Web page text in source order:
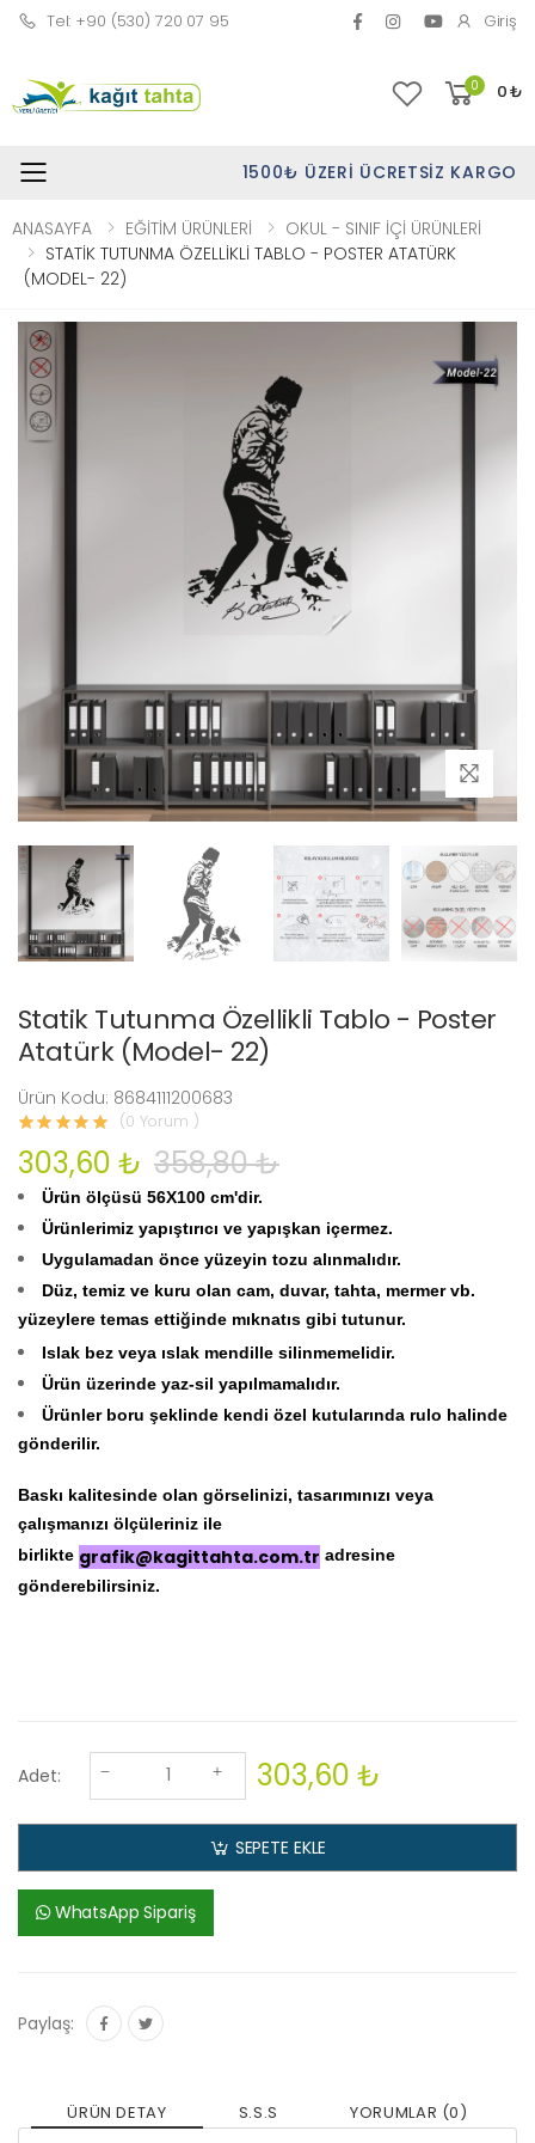
Tel: +90 (530) 720 07 95 Giriş
0 0₺
Toggle mobile menu1500₺ ÜZERI ÜCRETSIZ KARGO
ANASAYFA EĞİTİM ÜRÜNLERİ
OKUL - SINIF İÇİ ÜRÜNLERİ
STATİK TUTUNMA ÖZELLİKLİ TABLO - POSTER ATATÜRK
(MODEL- 22)
Statik Tutunma Özellikli Tablo - Poster
Atatürk (Model- 22)
Ürün Kodu: 8684111200683
(0 Yorum )
303,60 ₺ 358,80 ₺
Ürün ölçüsü 56X100 cm'dir.
Ürünlerimiz yapıştırıcı ve yapışkan içermez.
Uygulamadan önce yüzeyin tozu alınmalıdır.
Düz, temiz ve kuru olan cam, duvar, tahta, mermer vb.
yüzeylere temas ettiğinde mıknatıs gibi tutunur.
Islak bez veya ıslak mendille silinmemelidir.
Ürün üzerinde yaz-sil yapılmamalıdır.
Ürünler boru şeklinde kendi özel kutularında rulo halinde
gönderilir.
Baskı kalitesinde olan görselinizi, tasarımınızı veya
çalışmanızı ölçüleriniz ile
birlikte grafik@kagittahta.com.tr adresine
gönderebilirsiniz.
Adet: 303,60 ₺
SEPETE EKLE
WhatsApp Sipariş
Paylaş:
ÜRÜN DETAY S.S.S YORUMLAR (0)